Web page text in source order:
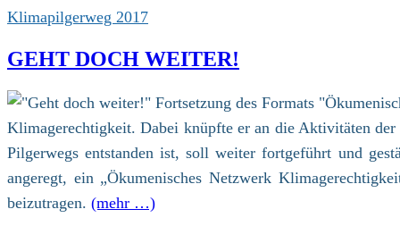
Klimapilgerweg 2017
GEHT DOCH WEITER!
Klimagerechtigkeit. Dabei knüpfte er an die Aktivitäten
Pilgerwegs entstanden ist, soll weiter fortgeführt und
angeregt, ein „Ökumenisches Netzwerk
beizutragen. (mehr …)